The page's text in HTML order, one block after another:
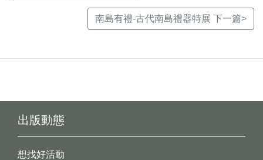
南島有禮-古代南島禮器特展 下一篇>
出版動態
想找好活動